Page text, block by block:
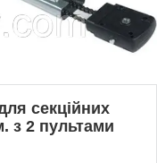
секційних
з 2 пультами